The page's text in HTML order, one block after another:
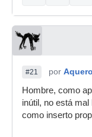
#21 por
Hombre, como
inútil, no está
como inserto